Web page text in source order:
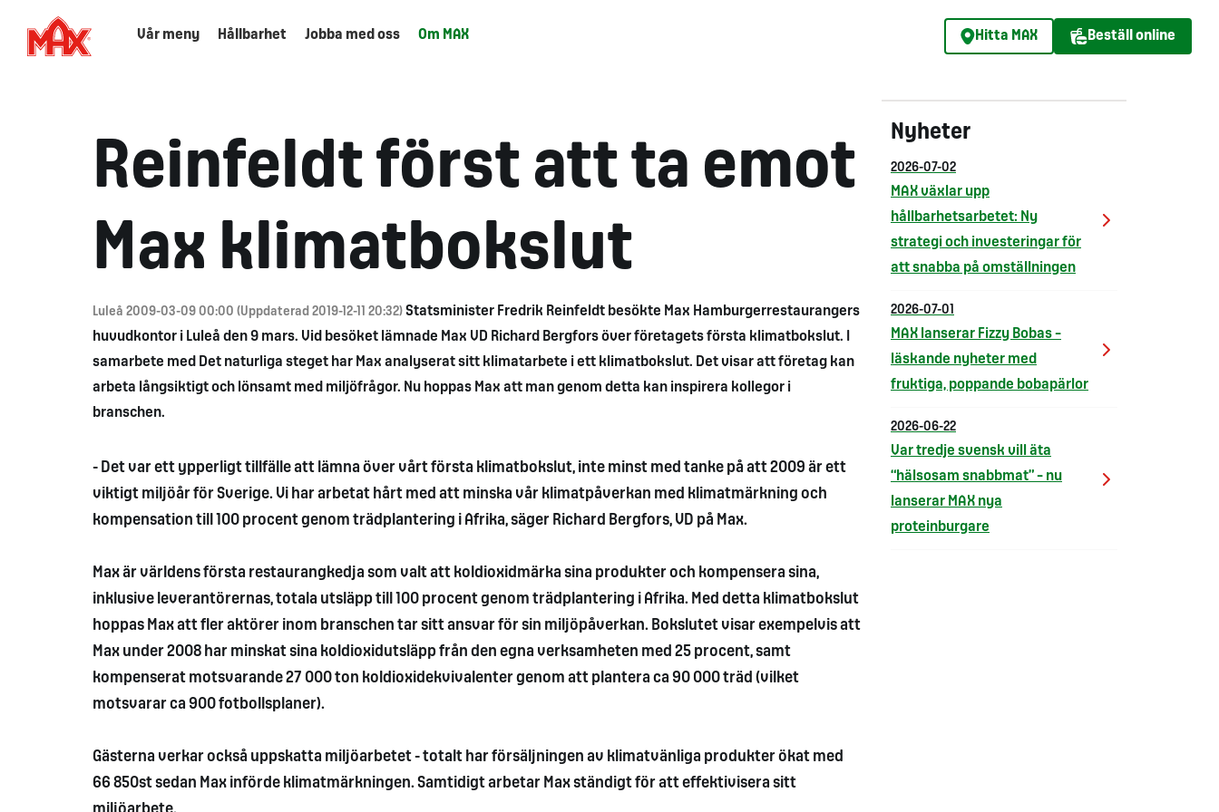
Vår meny Hållbarhet Jobba med oss Om MAX Hitta MAX Beställ online
Reinfeldt först att ta emot
Max klimatbokslut
Luleå 2009-03-09 00:00 (Uppdaterad 2019-12-11 20:32) Statsminister Fredrik Reinfeldt besökte Max Hamburgerrestaurangers
huvudkontor i Luleå den 9 mars. Vid besöket lämnade Max VD Richard Bergfors över företagets första klimatbokslut. I
samarbete med Det naturliga steget har Max analyserat sitt klimatarbete i ett klimatbokslut. Det visar att företag kan
arbeta långsiktigt och lönsamt med miljöfrågor. Nu hoppas Max att man genom detta kan inspirera kollegor i
branschen.
- Det var ett ypperligt tillfälle att lämna över vårt första klimatbokslut, inte minst med tanke på att 2009 är ett
viktigt miljöår för Sverige. Vi har arbetat hårt med att minska vår klimatpåverkan med klimatmärkning och
kompensation till 100 procent genom trädplantering i Afrika, säger Richard Bergfors, VD på Max.
Max är världens första restaurangkedja som valt att koldioxidmärka sina produkter och kompensera sina,
inklusive leverantörernas, totala utsläpp till 100 procent genom trädplantering i Afrika. Med detta klimatbokslut
hoppas Max att fler aktörer inom branschen tar sitt ansvar för sin miljöpåverkan. Bokslutet visar exempelvis att
Max under 2008 har minskat sina koldioxidutsläpp från den egna verksamheten med 25 procent, samt
kompenserat motsvarande 27 000 ton koldioxidekvivalenter genom att plantera ca 90 000 träd (vilket
motsvarar ca 900 fotbollsplaner).
Gästerna verkar också uppskatta miljöarbetet - totalt har försäljningen av klimatvänliga produkter ökat med
66 850st sedan Max införde klimatmärkningen. Samtidigt arbetar Max ständigt för att effektivisera sitt
Nyheter
2026-07-02
MAX växlar upp
hållbarhetsarbetet: Ny
strategi och investeringar för
att snabba på omställningen
2026-07-01
MAX lanserar Fizzy Bobas –
läskande nyheter med
fruktiga, poppande bobapärlor
2026-06-22
Var tredje svensk vill äta
“hälsosam snabbmat” – nu
lanserar MAX nya
proteinburgare